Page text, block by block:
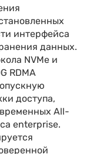
интерфейса
данных.
NVMe и
RDMA
доступа,
All-
enterprise.